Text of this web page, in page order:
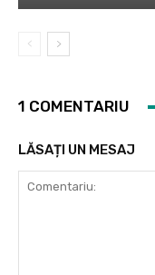
1 COMENTARIU
LĂSAȚI UN MESAJ